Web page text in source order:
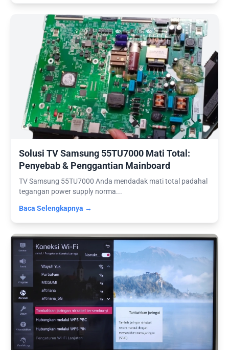
Solusi TV Samsung 55TU7000 Mati Total:
Penyebab & Penggantian Mainboard
TV Samsung 55TU7000 Anda mendadak mati total padahal
tegangan power supply norma...
Baca Selengkapnya →